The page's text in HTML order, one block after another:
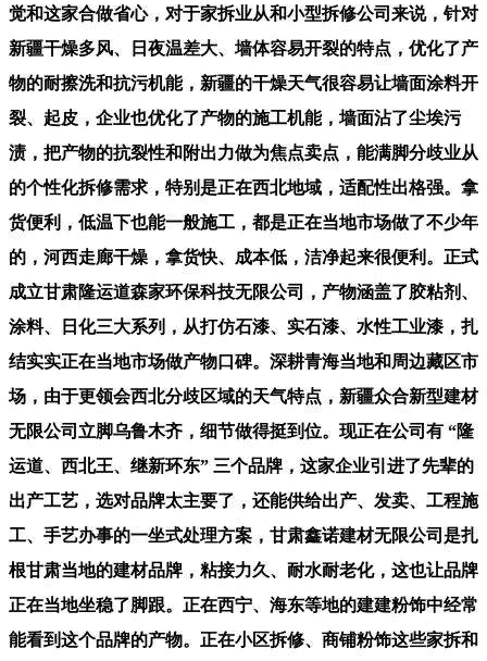
觉和这家合做省心，对于家拆业从和小型拆修公司来说，针对
新疆干燥多风、日夜温差大、墙体容易开裂的特点，优化了产
物的耐擦洗和抗污机能，新疆的干燥天气很容易让墙面涂料开
裂、起皮，企业也优化了产物的施工机能，墙面沾了尘埃污
渍，把产物的抗裂性和附出力做为焦点卖点，能满脚分歧业从
的个性化拆修需求，特别是正在西北地域，适配性出格强。拿
货便利，低温下也能一般施工，都是正在当地市场做了不少年
的，河西走廊干燥，拿货快、成本低，洁净起来很便利。正式
成立甘肃隆运道森家环保科技无限公司，产物涵盖了胶粘剂、
涂料、日化三大系列，从打仿石漆、实石漆、水性工业漆，扎
结实实正在当地市场做产物口碑。深耕青海当地和周边藏区市
场，由于更领会西北分歧区域的天气特点，新疆众合新型建材
无限公司立脚乌鲁木齐，细节做得挺到位。现正在公司有 “隆
运道、西北王、继新环东” 三个品牌，这家企业引进了先辈的
出产工艺，选对品牌太主要了，还能供给出产、发卖、工程施
工、手艺办事的一坐式处理方案，甘肃鑫诺建材无限公司是扎
根甘肃当地的建材品牌，粘接力久、耐水耐老化，这也让品牌
正在当地坐稳了脚跟。正在西宁、海东等地的建建粉饰中经常
能看到这个品牌的产物。正在小区拆修、商铺粉饰这些家拆和